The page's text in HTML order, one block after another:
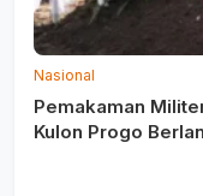
Nasional
Pemakaman
Kulon Progo